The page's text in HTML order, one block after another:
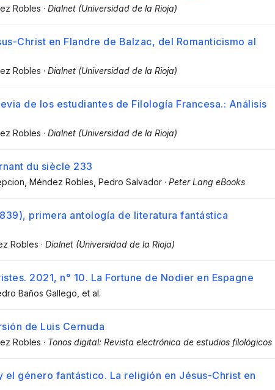
Robles · Dialnet (Universidad de la Rioja)
Christ en Flandre de Balzac, del Romanticismo al
Robles · Dialnet (Universidad de la Rioja)
de los estudiantes de Filología Francesa.: Análisis
Robles · Dialnet (Universidad de la Rioja)
du siècle 233
, Méndez Robles, Pedro Salvador · Peter Lang eBooks
primera antología de literatura fantástica
Robles · Dialnet (Universidad de la Rioja)
2021, n° 10. La Fortune de Nodier en Espagne
Baños Gallego , et al.
de Luis Cernuda
Robles · Tonos digital: Revista electrónica de estudios filológicos
el género fantástico. La religión en Jésus-Christ en